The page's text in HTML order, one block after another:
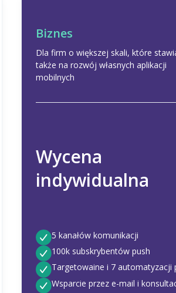
Biznes
Dla firm o większej skali, które
także na rozwój własnych aplikacji
mobilnych
Wycena
indywidualna
5 kanałów komunikacji
100k subskrybentów push
Targetowaine i 7 automatyzacji
Wsparcie przez e-mail i